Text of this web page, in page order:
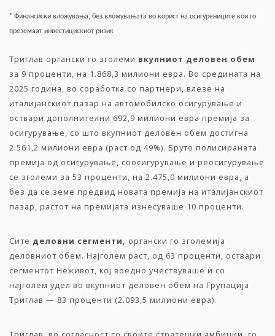
* Финансиски вложувања, без вложувањата во корист на осигурениците кои го
преземаат инвестицискиот ризик
Триглав органски го зголеми вкупниот деловен обем
за 9 проценти, на 1.868,3 милиони евра. Во средината на
2025 година, во соработка со партнери, влезе на
италијанскиот пазар на автомобилско осигурување и
оствари дополнителни 692,9 милиони евра премија за
осигурување, со што вкупниот деловен обем достигна
2.561,2 милиони евра (раст од 49%). Бруто полисираната
премија од осигурување, соосигурување и реосигурување
се зголеми за 53 проценти, на 2.475,0 милиони евра, а
без да се земе предвид новата премија на италијанскиот
пазар, растот на премијата изнесуваше 10 проценти.
Сите деловни сегменти, органски го зголемија
деловниот обем. Најголем раст, од 63 проценти, оствари
сегментот Неживот, кој воедно учествуваше и со
најголем удел во вкупниот деловен обем на Групација
Триглав — 83 проценти (2.093,5 милиони евра).